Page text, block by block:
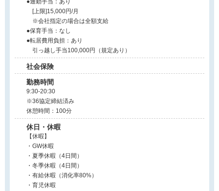
●通勤手当：あり
[上限]15,000円/月
※会社指定の場合は全額支給
●保育手当：なし
●転居費用負担：あり
引っ越し手当100,000円（規定あり）
社会保険
勤務時間
9:30-20:30
※36協定締結済み
休憩時間：100分
休日・休暇
【休暇】
・GW休暇
・夏季休暇（4日間）
・冬季休暇（4日間）
・有給休暇（消化率80%）
・育児休暇